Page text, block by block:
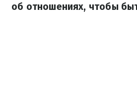
об отношениях, чтобы